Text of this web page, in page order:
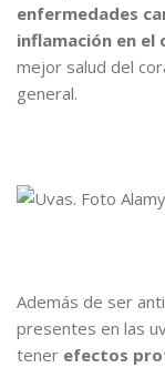
enfermedades
inflamación en el
mejor salud del
general.
Además de ser
presentes en las
tener efectos